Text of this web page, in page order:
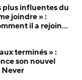
plus influentes du
joindre » :
il a rejoint
terminés » :
son nouvel